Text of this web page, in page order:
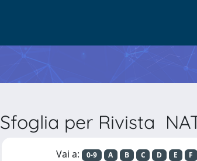
Sfoglia per Rivista
Vai a: 0-9 A B C D E F